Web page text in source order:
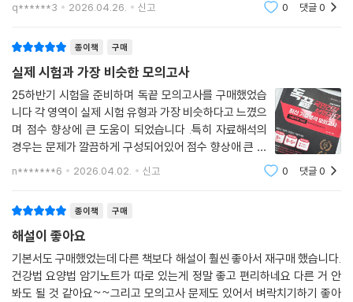
q******3 2026.04.26. 신고 0 댓글0
종이책 구매
실제 시험과 가장 비슷한 모의고사
25하반기 시험을 준비하며 독끝 모의고사를 구매했었습
니다 각 영역이 실제 시험 유형과 가장 비슷하다고 느꼈으
며 점수 향상에 큰 도움이 되었습니다 .특히 자료해석의
경우는 문제가 깔끔하게 구성되어있어 점수 향상애 큰 도
움이 될것으로 적극 추천합니다항상 감사합니다 독끝
n*******6 2026.04.02. 신고 0 댓글0
종이책 구매
해설이 좋아요
기본서도 구매했었는데 다른 책보다 해설이 훨씬 좋아서 재구매 했습니다.
건강법 요양법 암기노트가 따로 있는게 정말 좋고 편리하네요 다른 거 안
봐도 될 것 같아요~~그리고 모의고사 문제도 있어서 벼락치기하기 좋아